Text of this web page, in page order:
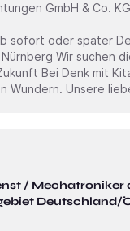
GmbH & Co. KG
(m/w/d)
mit all
Wundern. Unsere
/ Mechatroniker
Deutschland/